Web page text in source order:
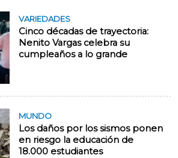
VARIEDADES
Cinco décadas de trayectoria:
Nenito Vargas celebra su
cumpleaños a lo grande
MUNDO
Los daños por los sismos ponen
en riesgo la educación de
18.000 estudiantes